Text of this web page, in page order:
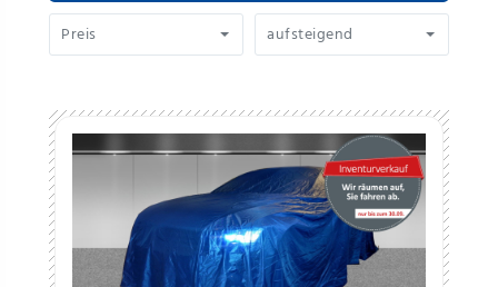
Preis aufsteigend